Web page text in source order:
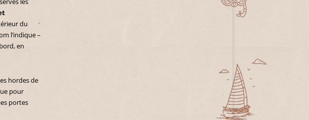
du
l’indique –
en
hordes de
pour
portes